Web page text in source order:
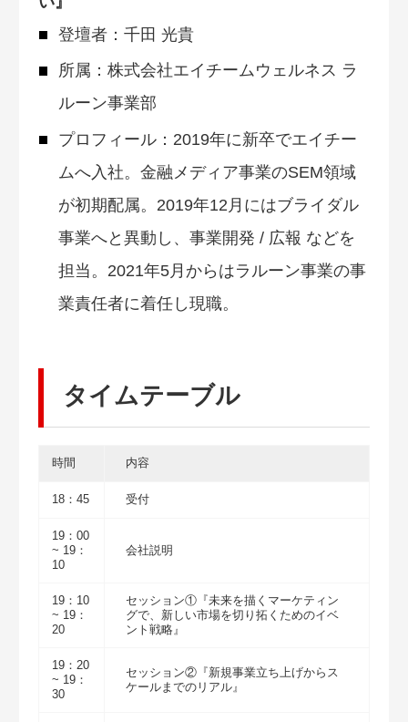
登壇者：千田 光貴
所属：株式会社エイチームウェルネス ラ
ルーン事業部
プロフィール：2019年に新卒でエイチー
ムへ入社。金融メディア事業のSEM領域
が初期配属。2019年12月にはブライダル
事業へと異動し、事業開発 / 広報 などを
担当。2021年5月からはラルーン事業の事
業責任者に着任し現職。
タイムテーブル
時間 内容
18：45 受付
19：00
~ 19：
10
会社説明
19：10
~ 19：
20
セッション①『未来を描くマーケティン
グで、新しい市場を切り拓くためのイベ
ント戦略』
19：20
~ 19：
30
セッション②『新規事業立ち上げからス
ケールまでのリアル』